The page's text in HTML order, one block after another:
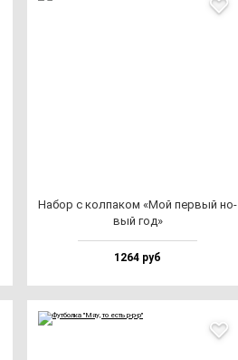
Набор с кол­па­ком «Мой пер­вый но­
вый год»
1264 руб